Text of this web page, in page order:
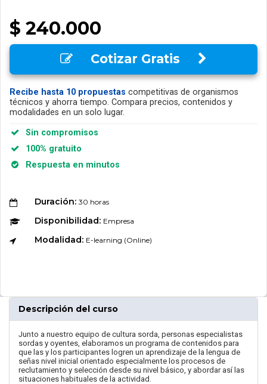
$ 240.000
Cotizar Gratis
Recibe hasta 10 propuestas competitivas de organismos
técnicos y ahorra tiempo. Compara precios, contenidos y
modalidades en un solo lugar.
Sin compromisos
100% gratuito
Respuesta en minutos
Duración: 30 horas
Disponibilidad: Empresa
Modalidad: E-learning (Online)
Descripción del curso
Junto a nuestro equipo de cultura sorda, personas especialistas
sordas y oyentes, elaboramos un programa de contenidos para
que las y los participantes logren un aprendizaje de la lengua de
señas nivel inicial orientado especialmente los procesos de
reclutamiento y selección desde su nivel básico, y abordar así las
situaciones habituales de la actividad.